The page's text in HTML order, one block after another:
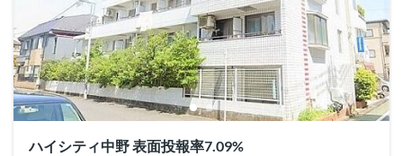
ハイシティ中野 表面投報率7.09%